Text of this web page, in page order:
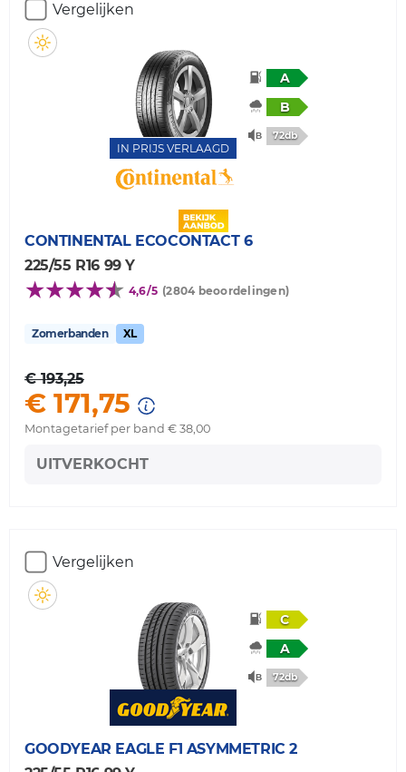
Vergelijken
IN PRIJS VERLAAGD
A
B
72db
CONTINENTAL ECOCONTACT 6
225/55 R16 99 Y
4,6/5 (2804 beoordelingen)
Zomerbanden XL
€ 193,25
€ 171,75
Montagetarief per band € 38,00
UITVERKOCHT
Vergelijken
C
A
72db
GOODYEAR EAGLE F1 ASYMMETRIC 2